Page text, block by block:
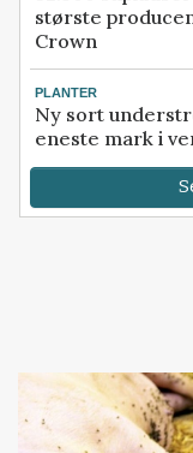
største
Crown
PLANTER
Ny sort
eneste mark i